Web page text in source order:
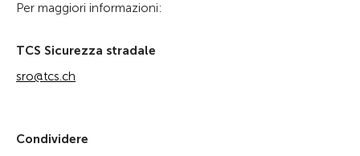
Per maggiori informazioni:
TCS Sicurezza stradale
sro@tcs.ch
Condividere